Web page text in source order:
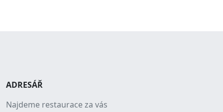
ADRESÁŘ
Najdeme restaurace za vás